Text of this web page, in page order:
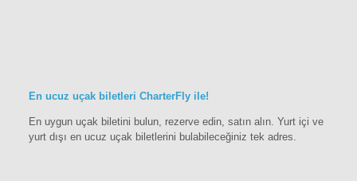
En ucuz uçak biletleri CharterFly ile!
En uygun uçak biletini bulun, rezerve edin, satın alın. Yurt içi ve
yurt dışı en ucuz uçak biletlerini bulabileceğiniz tek adres.